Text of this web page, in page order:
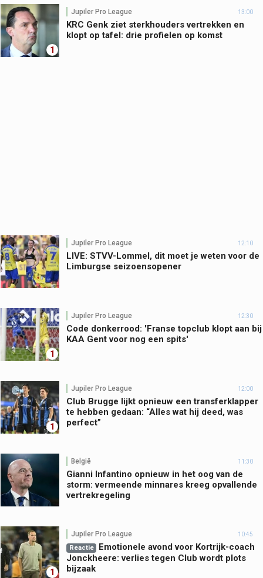
1
Jupiler Pro League 13:00
KRC Genk ziet sterkhouders vertrekken en
klopt op tafel: drie profielen op komst
Jupiler Pro League 12:10
LIVE: STVV-Lommel, dit moet je weten voor de
Limburgse seizoensopener
1
Jupiler Pro League 12:30
Code donkerrood: 'Franse topclub klopt aan bij
KAA Gent voor nog een spits'
1
Jupiler Pro League 12:00
Club Brugge lijkt opnieuw een transferklapper
te hebben gedaan: “Alles wat hij deed, was
perfect”
België 11:30
Gianni Infantino opnieuw in het oog van de
storm: vermeende minnares kreeg opvallende
vertrekregeling
1
Jupiler Pro League 10:45
Reactie
Emotionele avond voor Kortrijk-coach
Jonckheere: verlies tegen Club wordt plots
bijzaak